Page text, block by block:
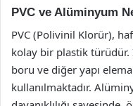
PVC ve Alüminyum
PVC (Polivinil Klorür),
kolay bir plastik türüdür.
boru ve diğer yapı
kullanılmaktadır.